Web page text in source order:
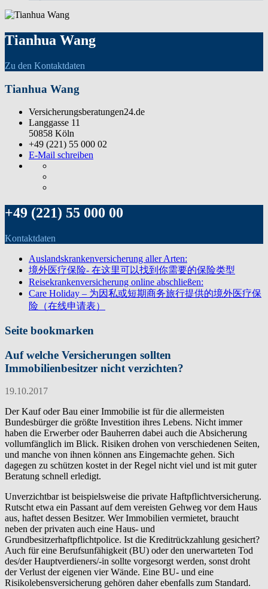
Tianhua Wang
Zu den Kontaktdaten
Tianhua Wang
Versicherungsberatungen24.de
Langgasse 11
50858 Köln
+49 (221) 55 000 02
E-Mail schreiben
+49 (221) 55 000 00
Kontaktdaten
Auslandskrankenversicherung aller Arten:
境外医疗保险- 在这里可以找到你需要的保险类型
Reisekrankenversicherung online abschließen:
Care Holiday – 为因私或短期商务旅行提供的境外医疗保
险（在线申请表）
Seite bookmarken
Auf welche Versicherungen sollten
Immobilienbesitzer nicht verzichten?
19.10.2017
Der Kauf oder Bau einer Immobilie ist für die allermeisten
Bundesbürger die größte Investition ihres Lebens. Nicht immer
haben die Erwerber oder Bauherren dabei auch die Absicherung
vollumfänglich im Blick. Risiken drohen von verschiedenen Seiten,
und manche von ihnen können ans Eingemachte gehen. Sich
dagegen zu schützen kostet in der Regel nicht viel und ist mit guter
Beratung schnell erledigt.
Unverzichtbar ist beispielsweise die private Haftpflichtversicherung.
Rutscht etwa ein Passant auf dem vereisten Gehweg vor dem Haus
aus, haftet dessen Besitzer. Wer Immobilien vermietet, braucht
neben der privaten auch eine Haus- und
Grundbesitzerhaftpflichtpolice. Ist die Kreditrückzahlung gesichert?
Auch für eine Berufsunfähigkeit (BU) oder den unerwarteten Tod
des/der Hauptverdieners/-in sollte vorgesorgt werden, sonst droht
der Verlust der eigenen vier Wände. Eine BU- und eine
Risikolebensversicherung gehören daher ebenfalls zum Standard.